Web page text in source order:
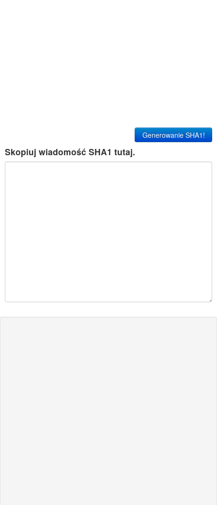
Generowanie SHA1!
Skopiuj wiadomość SHA1 tutaj.